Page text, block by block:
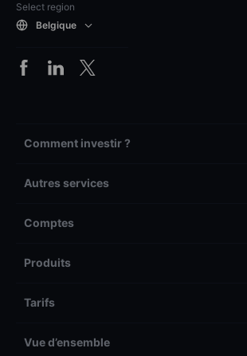
Select region
Belgique
Comment investir ?
Autres services
Comptes
Produits
Tarifs
Vue d’ensemble